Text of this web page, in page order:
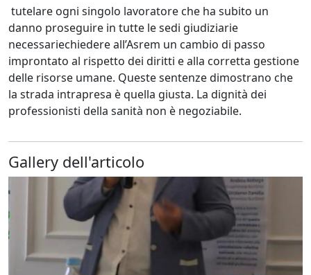
tutelare ogni singolo lavoratore che ha subito un
danno proseguire in tutte le sedi giudiziarie
necessariechiedere all’Asrem un cambio di passo
improntato al rispetto dei diritti e alla corretta gestione
delle risorse umane. Queste sentenze dimostrano che
la strada intrapresa è quella giusta. La dignità dei
professionisti della sanità non è negoziabile.
Gallery dell'articolo